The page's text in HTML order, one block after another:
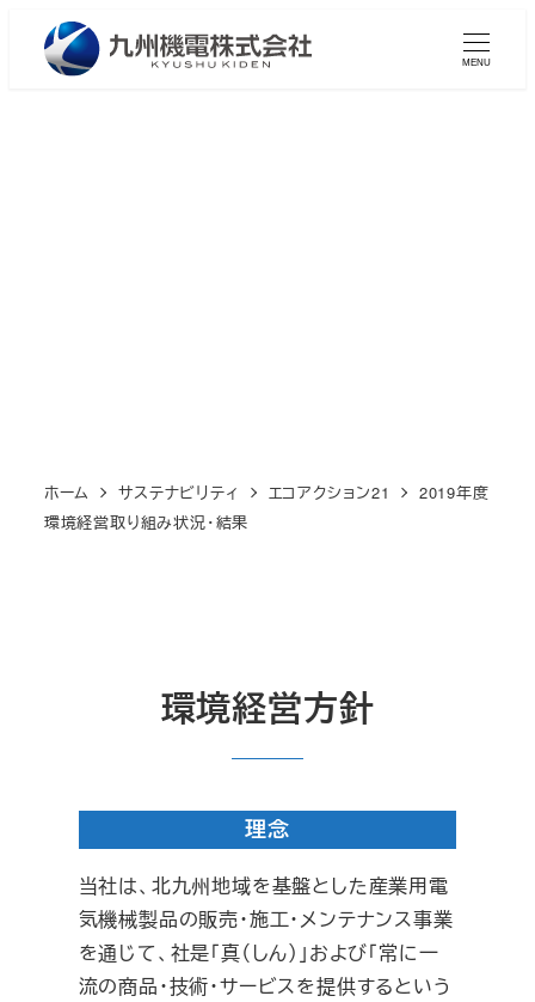
MENU
ホーム サステナビリティ エコアクション21
2019年度
環境経営取り組み状況・結果
環境経営方針
理念
当社は、北九州地域を基盤とした産業用電
気機械製品の販売・施工・メンテナンス事業
を通じて、社是「真（しん）」および「常に一
流の商品・技術・サービスを提供するという